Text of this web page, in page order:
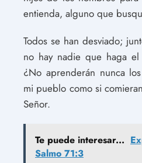
entienda, alguno que
Todos se han desviado;
no hay nadie que haga
¿No aprenderán nunca
mi pueblo como si
Señor.
Te puede interesar...
Salmo 71:3